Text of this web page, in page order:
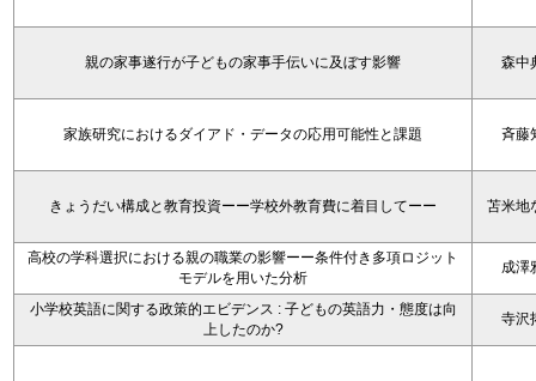
親の家事遂行が子どもの家事手伝いに及ぼす影響 森中
家族研究におけるダイアド・データの応用可能性と課題 斉藤
きょうだい構成と教育投資ーー学校外教育費に着目してーー 苫米地
高校の学科選択における親の職業の影響ーー条件付き多項ロジット
モデルを用いた分析
成澤
小学校英語に関する政策的エビデンス : 子どもの英語力・態度は向
上したのか?
寺沢